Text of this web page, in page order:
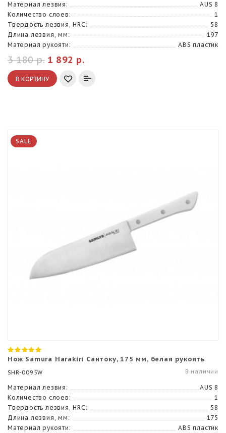
Материал лезвия:
AUS 8
Количество слоев:
1
Твердость лезвия, HRC:
58
Длина лезвия, мм:
197
Материал рукояти:
ABS пластик
1 892 р.
3 180 р.
В КОРЗИНУ
SALE
Нож Samura Harakiri Сантоку, 175 мм, белая рукоять
SHR-0095W В наличии
Материал лезвия:
AUS 8
Количество слоев:
1
Твердость лезвия, HRC:
58
Длина лезвия, мм:
175
Материал рукояти:
ABS пластик